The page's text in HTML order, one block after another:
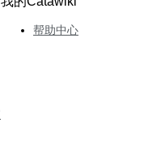
帮助中心